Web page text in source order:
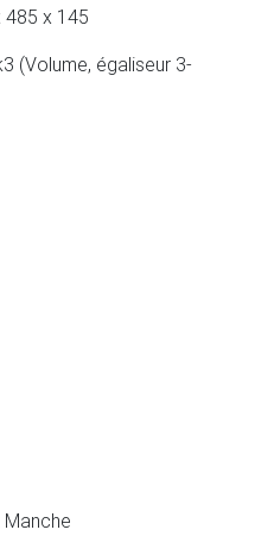
485 x 145
(Volume, égaliseur 3-